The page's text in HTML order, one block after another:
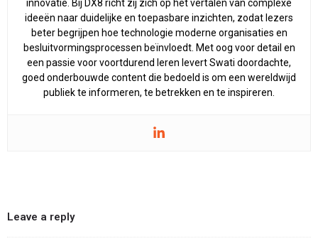
innovatie. Bij DX8 richt zij zich op het vertalen van complexe
ideeën naar duidelijke en toepasbare inzichten, zodat lezers
beter begrijpen hoe technologie moderne organisaties en
besluitvormingsprocessen beïnvloedt. Met oog voor detail en
een passie voor voortdurend leren levert Swati doordachte,
goed onderbouwde content die bedoeld is om een wereldwijd
publiek te informeren, te betrekken en te inspireren.
Leave a reply